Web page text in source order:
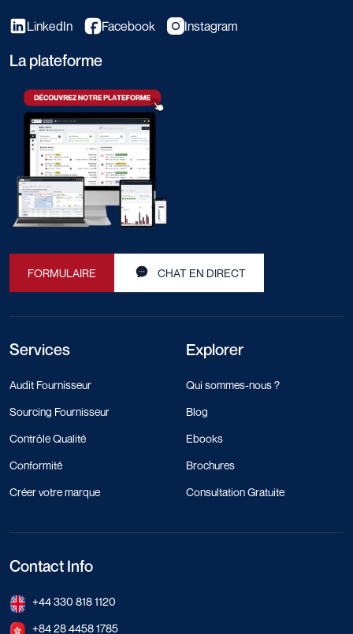
LinkedIn Facebook Instagram
La plateforme
FORMULAIRE CHAT EN DIRECT
Services
Audit Fournisseur
Sourcing Fournisseur
Contrôle Qualité
Conformité
Créer votre marque
Explorer
Qui sommes-nous ?
Blog
Ebooks
Brochures
Consultation Gratuite
Contact Info
+44 330 818 1120
+84 28 4458 1785